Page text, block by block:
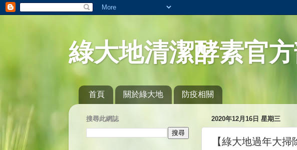
綠大地清潔酵素官
首頁 關於綠大地 防疫相關
2020年12月16日 星期三
【綠大地過年大
搜尋此網誌